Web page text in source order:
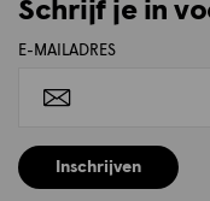
Schrijf je in
E-MAILADRES
Inschrijven